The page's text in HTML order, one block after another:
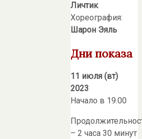
Личтик
Хореография:
Шарон Эяль
Дни показа
11 июля (вт)
2023
Начало в 19.00
– 2 часа 30 минут